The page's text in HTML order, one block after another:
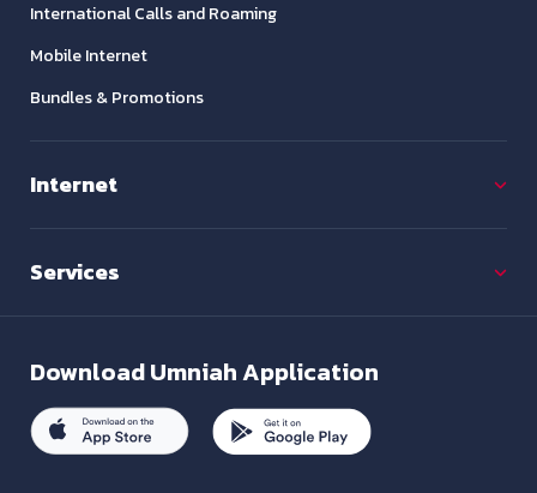
International Calls and Roaming
Mobile Internet
Bundles & Promotions
Internet
Services
DownloadUmniah Application